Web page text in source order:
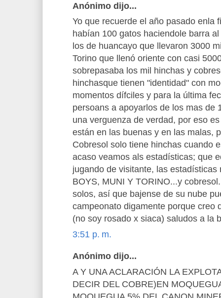
Anónimo dijo...
Yo que recuerde el año pasado enla
habían 100 gatos haciendole barra
los de huancayo que llevaron 3000
Torino que llenó oriente con casi
sobrepasaba los mil hinchas y
hinchasque tienen "identidad" con
momentos dífciles y para la última
persoans a apoyarlos de los mas de
una verguenza de verdad, por eso
están en las buenas y en las malas,
Cobresol solo tiene hinchas cuando
acaso veamos als estadísticas; que
jugando de visitante, las estadísticas
BOYS, MUNI Y TORINO...y
solos, así que bajense de su nube
campeonato digamente porque creo
(no soy rosado x siaca) saludos a la
3:51 p. m.
Anónimo dijo...
A Y UNA ACLARACIÓN LA
DECIR DEL COBRE)EN